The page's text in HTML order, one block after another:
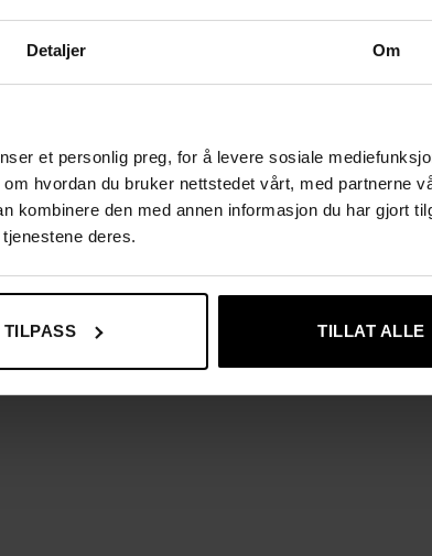
Detaljer Om
et personlig preg, for å levere sosiale
hvordan du bruker nettstedet vårt, med partnerne
kombinere den med annen informasjon du har gjort
deres.
TILPASS TILLAT ALLE
instruksjonene som følger med. Stolbena er